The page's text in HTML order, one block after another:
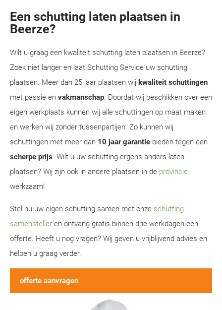
Een schutting laten plaatsen in
Beerze?
Wilt u graag een kwaliteit schutting laten plaatsen in Beerze?
Zoek niet langer en laat Schutting Service uw schutting
plaatsen. Meer dan 25 jaar plaatsen wij kwaliteit schuttingen
met passie en vakmanschap. Doordat wij beschikken over een
eigen werkplaats kunnen wij alle schuttingen op maat maken
en werken wij zonder tussenpartijen. Zo kunnen wij
schuttingen met meer dan 10 jaar garantie bieden tegen een
scherpe prijs. Wilt u uw schutting ergens anders laten
plaatsen? Wij zijn ook in andere plaatsen in de provincie
werkzaam!
Stel nu uw eigen schutting samen met onze schutting
samensteller en ontvang gratis binnen drie werkdagen een
offerte. Heeft u nog vragen? Wij geven u vrijblijvend advies en
helpen u graag verder.
offerte aanvragen